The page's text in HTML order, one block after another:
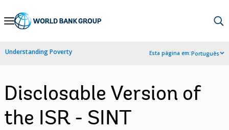
Skip
Navigation
Understanding Poverty Esta página em:Português
Disclosable Version of
the ISR - SINT